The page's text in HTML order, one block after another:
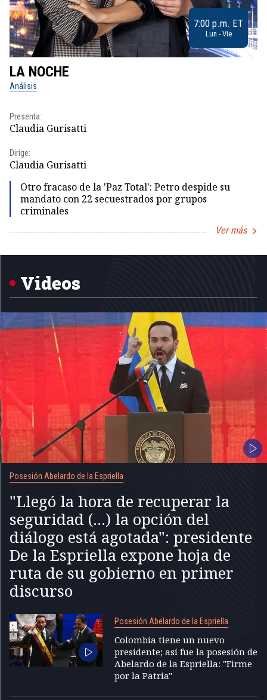
7:00 p.m. ET
Lun - Vie
LA NOCHE
Análisis
Presenta:
Claudia Gurisatti
Dirige:
Claudia Gurisatti
Otro fracaso de la 'Paz Total': Petro despide su
mandato con 22 secuestrados por grupos
criminales
Ver más
1
Videos
Posesión Abelardo de la Espriella
"Llegó la hora de recuperar la
seguridad (...) la opción del
diálogo está agotada": presidente
De la Espriella expone hoja de
ruta de su gobierno en primer
discurso
Posesión Abelardo de la Espriella
Colombia tiene un nuevo
presidente; así fue la posesión de
Abelardo de la Espriella: "Firme
por la Patria"